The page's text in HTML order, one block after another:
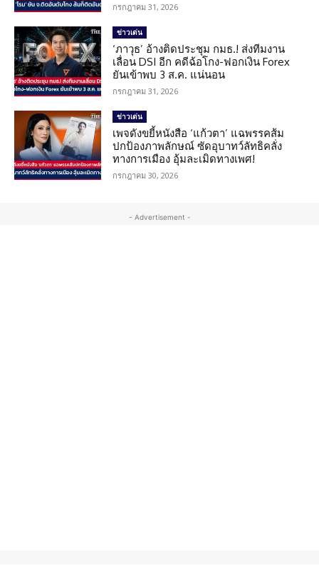
กรกฎาคม 31, 2026
ข่าวเด่น
‘ภาวุธ’ อ้างติดประชุม กมธ.! ส่งทีมงาน
เลื่อน DSI อีก คดีฉ้อโกง-ฟอกเงิน Forex
ยันเข้าพบ 3 ส.ค. แน่นอน
กรกฎาคม 31, 2026
ข่าวเด่น
เพจดังขยี้หนังสือ ‘แก้วตา’ แฉพรรคส้ม
ปกป้องภาพลักษณ์ ซัดอุบาทว์ลัทธิคลั่ง
ทางการเมือง อุ้มละเมิดทางเพศ!
กรกฎาคม 30, 2026
- Advertisement -